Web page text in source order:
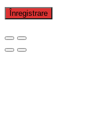
Înregistrare